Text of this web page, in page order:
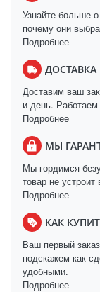
Узнайте больше
почему они
Подробнее
ДОСТАВКА
Доставим ваш
и день.
Подробнее
МЫ
Мы гордимся
товар не
Подробнее
КАК
Ваш первый
подскажем как
удобными.
Подробнее